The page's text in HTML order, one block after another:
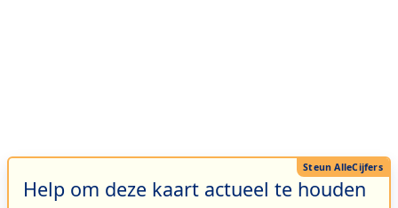
Help om deze kaart actueel te houden